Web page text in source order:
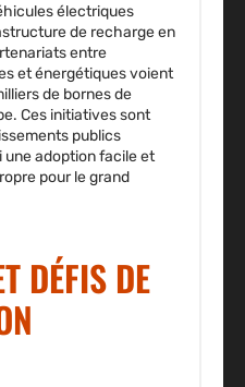
électriques
de recharge en
entre
et énergétiques voient
de bornes de
Ces initiatives sont
publics
adoption facile et
pour le grand
DÉFIS DE